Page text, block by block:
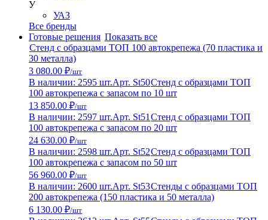
У
УАЗ
Все бренды
Готовые решения Показать все
Стенд с образцами ТОП 100 автокрепежа (70 пластика и
30 металла)
3 080.00 ₽/шт
В наличии: 2595 шт.Арт. St50Стенд с образцами ТОП
100 автокрепежа с запасом по 10 шт
13 850.00 ₽/шт
В наличии: 2597 шт.Арт. St51 Стенд с образцами ТОП
100 автокрепежа с запасом по 20 шт
24 630.00 ₽/шт
В наличии: 2598 шт.Арт. St52Стенд с образцами ТОП
100 автокрепежа с запасом по 50 шт
56 960.00 ₽/шт
В наличии: 2600 шт.Арт. St53Стенды с образцами ТОП
200 автокрепежа (150 пластика и 50 металла)
6 130.00 ₽/шт